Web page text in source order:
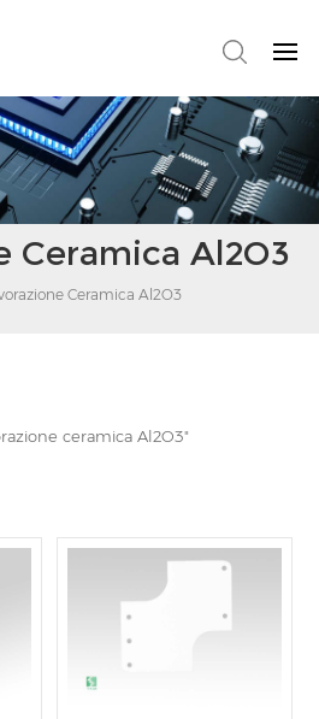
Ceramica Al2O3
Ceramica Al2O3
ceramica Al2O3"